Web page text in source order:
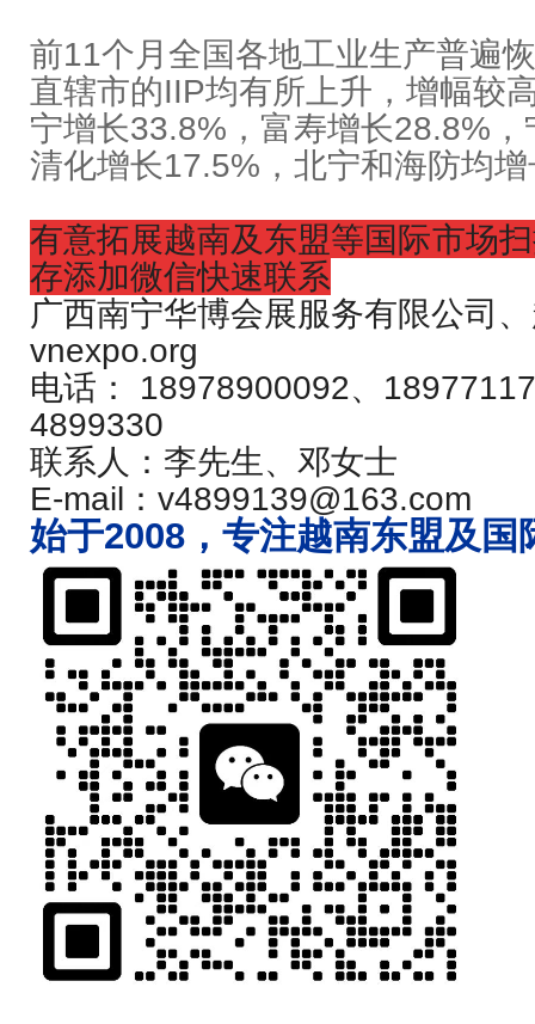
前11个月全国各地工业生产普遍
直辖市的IIP均有所上升，增幅较
宁增长33.8%，富寿增长28.8%
清化增长17.5%，北宁和海防均
有意拓展越南及东盟等国际市场
存添加微信快速联系
广西南宁华博会展服务有限公司
vnexpo.org
电话： 18978900092、
4899330
联系人：李先生、邓女士
E-mail：v4899139@163.com
始于2008，专注越南东盟及国